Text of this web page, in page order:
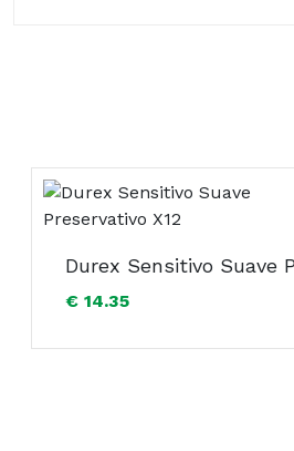
€ 14.35